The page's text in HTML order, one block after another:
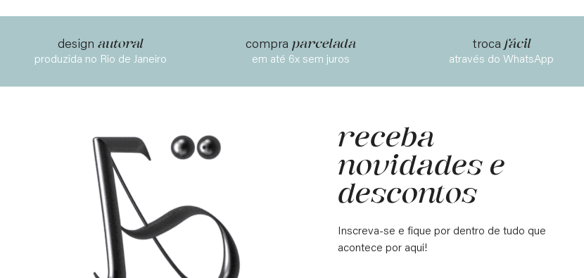
design autoral
produzida no Rio de Janeiro
compra parcelada
em até 6x sem juros
troca fácil
através do WhatsApp
receba
novidades e
descontos
Inscreva-se e fique por dentro de tudo que
acontece por aqui!